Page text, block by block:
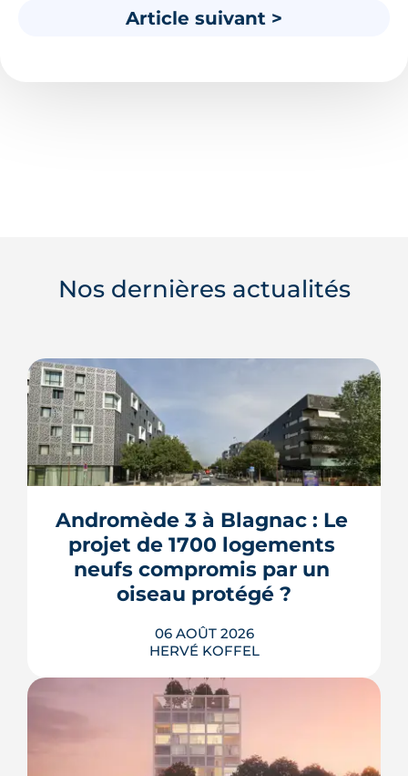
Article suivant >
Nos dernières actualités
Andromède 3 à Blagnac : Le
projet de 1700 logements
neufs compromis par un
oiseau protégé ?
06 AOÛT 2026
HERVÉ KOFFEL
La troisième et dernière phase de